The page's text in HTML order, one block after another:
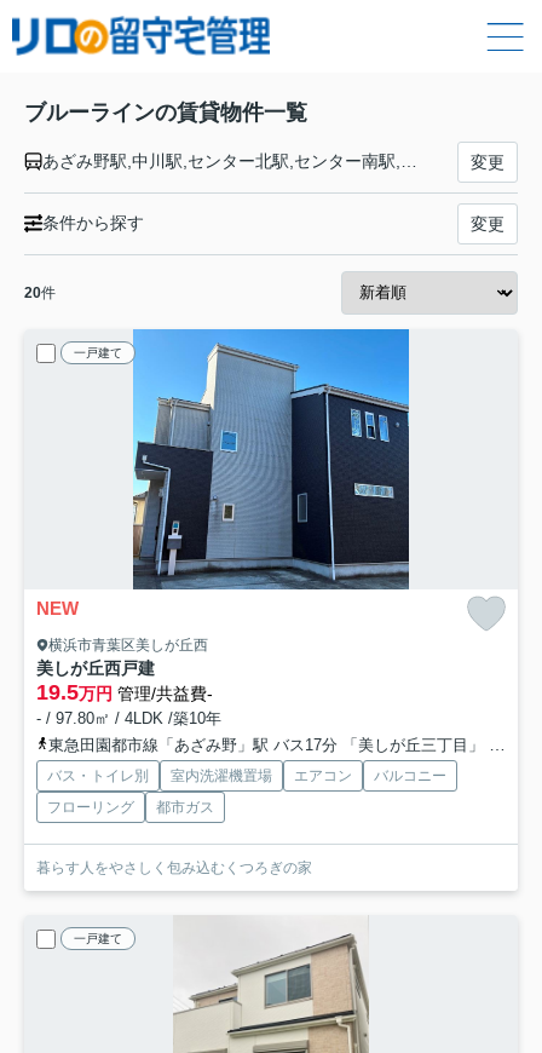
ブルーラインの賃貸物件一覧
あざみ野駅,中川駅,センター北駅,センター南駅,仲町台駅,新羽駅,北新横浜駅,新横浜駅,岸根公園駅,片倉町駅,三ツ沢上町駅,三ツ沢下町駅,横浜駅,高島町駅,桜木町駅,関内駅,伊勢佐木長者町駅,阪東橋駅,吉野町駅,蒔田駅,弘明寺駅,上大岡駅,港南中央駅,上永谷駅,下永谷駅,舞岡駅,戸塚駅,踊場駅,中田駅,立場駅,下飯田駅,湘南台駅 変更
条件から探す 変更
20件
一戸建て
NEW
横浜市青葉区美しが丘西
美しが丘西戸建
19.5万円 管理/共益費-
- / 97.80㎡ / 4LDK /築10年
東急田園都市線「あざみ野」駅 バス17分 「美しが丘三丁目」 停歩2分
バス・トイレ別 室内洗濯機置場 エアコン
バルコニー
フローリング
都市ガス
暮らす人をやさしく包み込むくつろぎの家
一戸建て